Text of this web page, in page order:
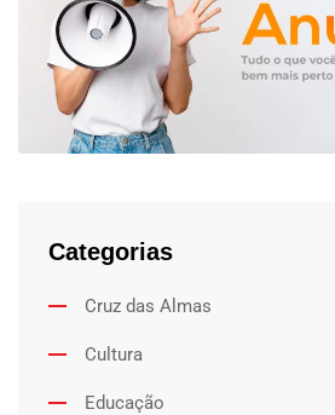
Categorias
Cruz das Almas
Cultura
Educação